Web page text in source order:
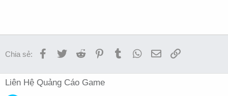
Chia sẻ: Facebook
TwitterReddit PinterestTumblrWhatsApp
EmailLink
Liên Hệ Quảng Cáo Game